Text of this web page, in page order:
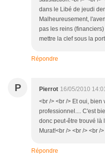
dans le Libé de jeudi
Malheureusement,
pas les reins
mettre la clef sous la
Répondre
P Pierrot 16/05/2010
<br /> <br /> Et oui, bien
professionnel.... C'est
donc peut-être trouvé là
Murat!<br /> <br /> <br /
Répondre